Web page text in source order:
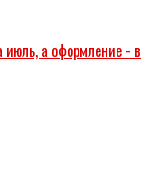
июль, а оформление - в